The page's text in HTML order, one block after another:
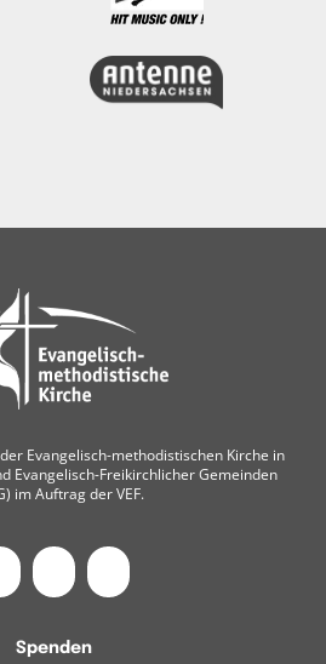
Evangelisch-methodistischen Kirche in
Evangelisch-Freikirchlicher Gemeinden
im Auftrag der VEF.
Spenden